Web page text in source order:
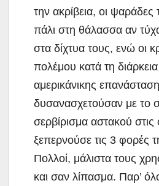
την ακρίβεια, οι
πάλι στη θάλασσα αν
στα δίχτυα τους, ενώ οι
πολέμου κατά τη
αμερικάνικης
δυσανασχετούσαν με το
σερβίρισμα αστακού
ξεπερνούσε τις 3 φορές
Πολλοί, μάλιστα τους
και σαν λίπασμα. Παρ’